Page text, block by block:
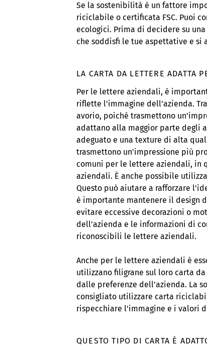
Se la sostenibilità è un fattore
riciclabile o certificata FSC. Puoi
ecologici. Prima di decidere su
che soddisfi le tue aspettative e si
LA CARTA DA LETTERE ADATTA
Per le lettere aziendali, è
riflette l'immagine dell'azienda.
avorio, poiché trasmettono
adattano alla maggior parte degli
adeguato e una texture di alta
trasmettono un'impressione più
comuni per le lettere aziendali, in
aziendali. È anche possibile
Questo può aiutare a rafforzare
è importante mantenere il design
evitare eccessive decorazioni o
dell'azienda e le informazioni di
riconoscibili le lettere aziendali.
Anche per le lettere aziendali è
utilizzano filigrane sul loro carta
dalle preferenze dell'azienda. La
consigliato utilizzare carta
rispecchiare l'immagine e i valori
QUESTO TIPO DI CARTA È